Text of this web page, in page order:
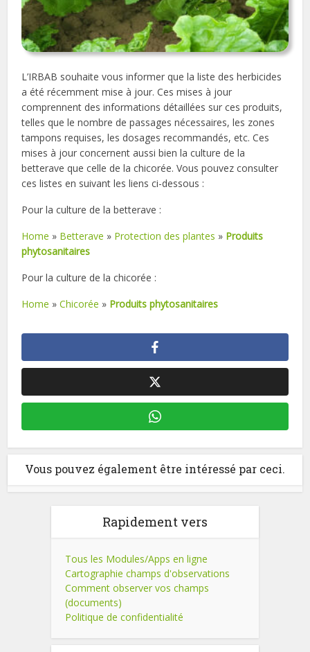
L’IRBAB souhaite vous informer que la liste des herbicides
a été récemment mise à jour. Ces mises à jour
comprennent des informations détaillées sur ces produits,
telles que le nombre de passages nécessaires, les zones
tampons requises, les dosages recommandés, etc. Ces
mises à jour concernent aussi bien la culture de la
betterave que celle de la chicorée. Vous pouvez consulter
ces listes en suivant les liens ci-dessous :
Pour la culture de la betterave :
Home » Betterave » Protection des plantes » Produits
phytosanitaires
Pour la culture de la chicorée :
Home »Chicorée » Produits phytosanitaires
Vous pouvez également être intéressé par ceci.
Rapidement vers
Tous les Modules/Apps en ligne
Cartographie champs d'observations
Comment observer vos champs
(documents)
Politique de confidentialité